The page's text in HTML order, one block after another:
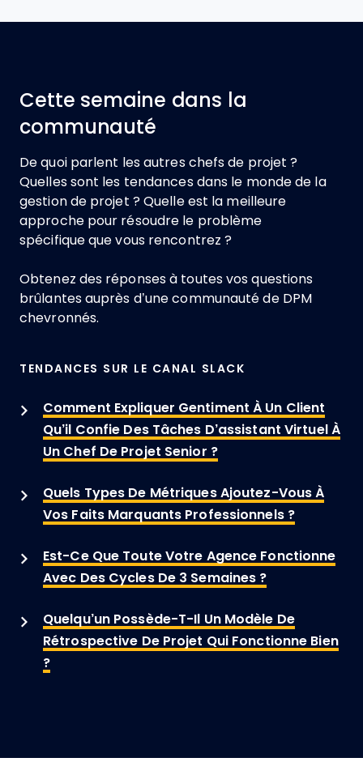
Cette semaine dans la
communauté
De quoi parlent les autres chefs de projet ?
Quelles sont les tendances dans le monde de la
gestion de projet ? Quelle est la meilleure
approche pour résoudre le problème
spécifique que vous rencontrez ?
Obtenez des réponses à toutes vos questions
brûlantes auprès d’une communauté de DPM
chevronnés.
TENDANCES SUR LE CANAL SLACK
Comment Expliquer Gentiment À Un Client
Qu’il Confie Des Tâches D’assistant Virtuel À
Un Chef De Projet Senior ?
Quels Types De Métriques Ajoutez-Vous À
Vos Faits Marquants Professionnels ?
Est-Ce Que Toute Votre Agence Fonctionne
Avec Des Cycles De 3 Semaines ?
Quelqu’un Possède-T-Il Un Modèle De
Rétrospective De Projet Qui Fonctionne Bien
?